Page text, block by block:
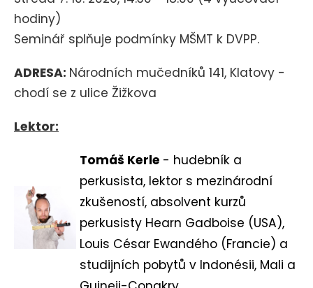
hodiny)
Seminář splňuje podmínky MŠMT k DVPP.
ADRESA: Národních mučedníků 141, Klatovy -
chodí se z ulice Žižkova
Lektor:
Tomáš Kerle - hudebník a
perkusista, lektor s mezinárodní
zkušeností, absolvent kurzů
perkusisty Hearn Gadboise (USA),
Louis César Ewandého (Francie) a
studijních pobytů v Indonésii, Mali a